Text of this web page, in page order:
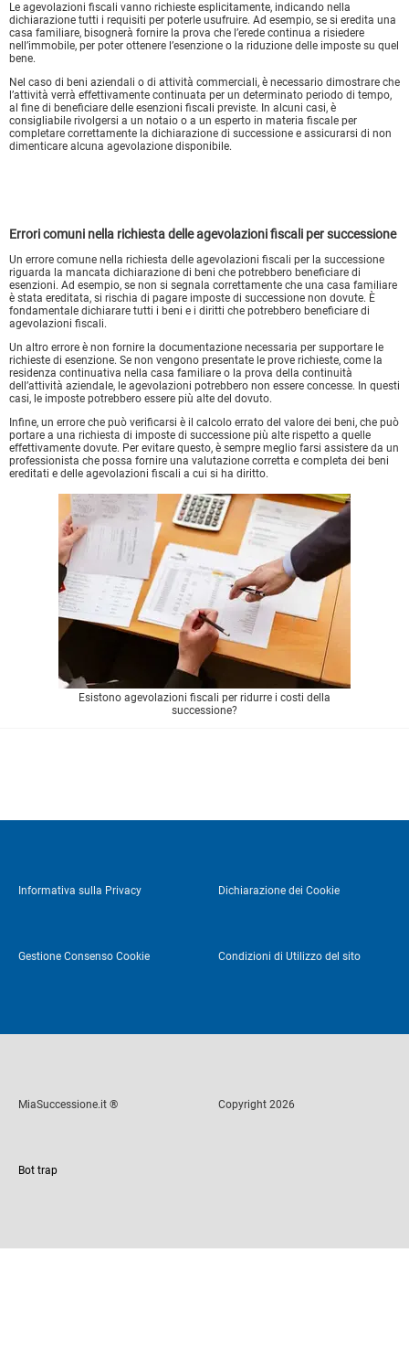
Le agevolazioni fiscali vanno richieste esplicitamente, indicando nella
dichiarazione tutti i requisiti per poterle usufruire. Ad esempio, se si eredita una
casa familiare, bisognerà fornire la prova che l’erede continua a risiedere
nell’immobile, per poter ottenere l’esenzione o la riduzione delle imposte su quel
bene.
Nel caso di beni aziendali o di attività commerciali, è necessario dimostrare che
l’attività verrà effettivamente continuata per un determinato periodo di tempo,
al fine di beneficiare delle esenzioni fiscali previste. In alcuni casi, è
consigliabile rivolgersi a un notaio o a un esperto in materia fiscale per
completare correttamente la dichiarazione di successione e assicurarsi di non
dimenticare alcuna agevolazione disponibile.
Errori comuni nella richiesta delle agevolazioni fiscali per successione
Un errore comune nella richiesta delle agevolazioni fiscali per la successione
riguarda la mancata dichiarazione di beni che potrebbero beneficiare di
esenzioni. Ad esempio, se non si segnala correttamente che una casa familiare
è stata ereditata, si rischia di pagare imposte di successione non dovute. È
fondamentale dichiarare tutti i beni e i diritti che potrebbero beneficiare di
agevolazioni fiscali.
Un altro errore è non fornire la documentazione necessaria per supportare le
richieste di esenzione. Se non vengono presentate le prove richieste, come la
residenza continuativa nella casa familiare o la prova della continuità
dell’attività aziendale, le agevolazioni potrebbero non essere concesse. In questi
casi, le imposte potrebbero essere più alte del dovuto.
Infine, un errore che può verificarsi è il calcolo errato del valore dei beni, che può
portare a una richiesta di imposte di successione più alte rispetto a quelle
effettivamente dovute. Per evitare questo, è sempre meglio farsi assistere da un
professionista che possa fornire una valutazione corretta e completa dei beni
ereditati e delle agevolazioni fiscali a cui si ha diritto.
Esistono agevolazioni fiscali per ridurre i costi della
successione?
Informativa sulla Privacy Dichiarazione dei Cookie
Gestione Consenso Cookie Condizioni di Utilizzo del sito
MiaSuccessione.it ® Copyright 2026
Bot trap